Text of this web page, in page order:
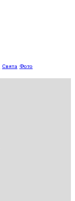
Свята Фото